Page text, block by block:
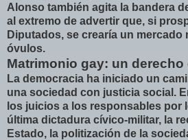
Alonso también agita la bandera
al extremo de advertir que, si
Diputados, se crearía un mercado
óvulos.
Matrimonio gay: un derecho
La democracia ha iniciado un
una sociedad con justicia social.
los juicios a los responsables por
última dictadura cívico-militar, la
Estado, la politización de la